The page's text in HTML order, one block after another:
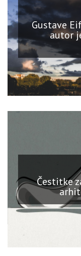
Gustave
autor
Čestitke